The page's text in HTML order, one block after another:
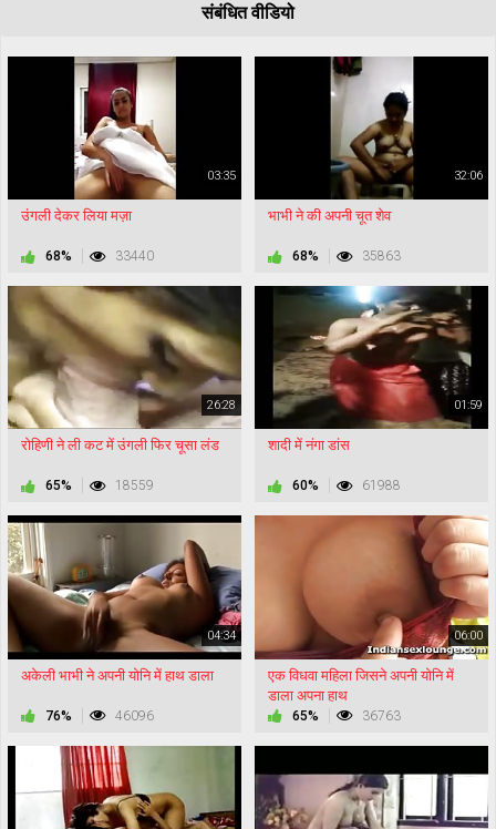
संबंधित वीडियो
03:35
उंगली देकर लिया मज़ा
68% 33440
32:06
भाभी ने की अपनी चूत शेव
68% 35863
26:28
रोहिणी ने ली कट में उंगली फिर चूसा लंड
65% 18559
01:59
शादी में नंगा डांस
60% 61988
04:34
अकेली भाभी ने अपनी योनि में हाथ डाला
76% 46096
06:00
एक विधवा महिला जिसने अपनी योनि में
डाला अपना हाथ
65% 36763